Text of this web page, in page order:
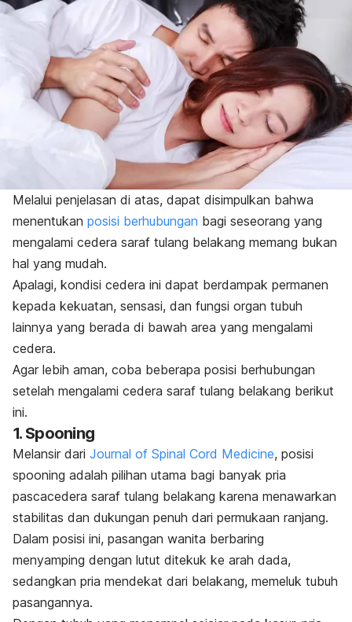
Melalui penjelasan di atas, dapat disimpulkan bahwa
menentukan posisi berhubungan bagi seseorang yang
mengalami cedera saraf tulang belakang memang bukan
hal yang mudah.
Apalagi, kondisi cedera ini dapat berdampak permanen
kepada kekuatan, sensasi, dan fungsi organ tubuh
lainnya yang berada di bawah area yang mengalami
cedera.
Agar lebih aman, coba beberapa posisi berhubungan
setelah mengalami cedera saraf tulang belakang berikut
ini.
1. Spooning
Melansir dari Journal of Spinal Cord Medicine, posisi
spooning adalah pilihan utama bagi banyak pria
pascacedera saraf tulang belakang karena menawarkan
stabilitas dan dukungan penuh dari permukaan ranjang.
Dalam posisi ini, pasangan wanita berbaring
menyamping dengan lutut ditekuk ke arah dada,
sedangkan pria mendekat dari belakang, memeluk tubuh
pasangannya.